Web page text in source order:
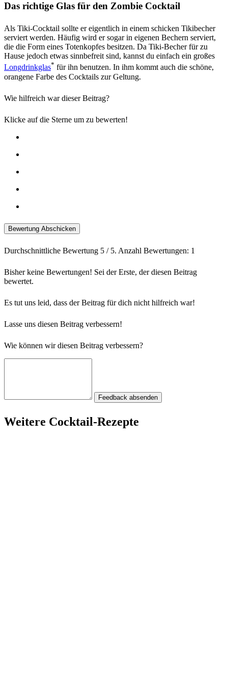
Das richtige Glas für den Zombie Cocktail
Als Tiki-Cocktail sollte er eigentlich in einem schicken Tikibecher
serviert werden. Häufig wird er sogar in eigenen Bechern serviert,
die die Form eines Totenkopfes besitzen. Da Tiki-Becher für zu
Hause jedoch etwas sinnbefreit sind, kannst du einfach ein großes
Longdrinkglas* für ihn benutzen. In ihm kommt auch die schöne,
orangene Farbe des Cocktails zur Geltung.
Wie hilfreich war dieser Beitrag?
Klicke auf die Sterne um zu bewerten!
Bewertung Abschicken
Durchschnittliche Bewertung 5 / 5. Anzahl Bewertungen: 1
Bisher keine Bewertungen! Sei der Erste, der diesen Beitrag
bewertet.
Es tut uns leid, dass der Beitrag für dich nicht hilfreich war!
Lasse uns diesen Beitrag verbessern!
Wie können wir diesen Beitrag verbessern?
Feedback absenden
Weitere Cocktail-Rezepte